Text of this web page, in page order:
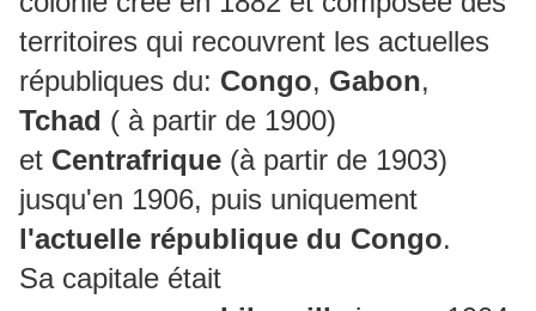
territoires qui recouvrent les actuelles
républiques du: Congo, Gabon,
Tchad ( à partir de 1900)
et Centrafrique (à partir de 1903)
jusqu'en 1906, puis uniquement
l'actuelle république du Congo.
Sa capitale était